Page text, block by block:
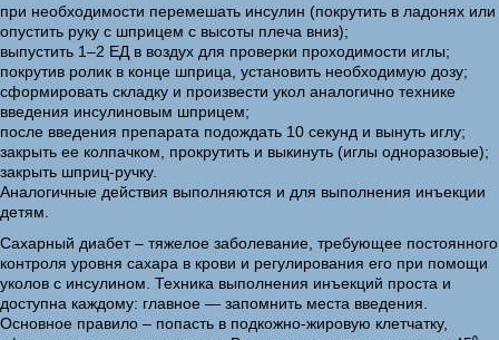
при необходимости перемешать инсулин (покрутить в ладонях или
опустить руку с шприцем с высоты плеча вниз);
выпустить 1–2 ЕД в воздух для проверки проходимости иглы;
покрутив ролик в конце шприца, установить необходимую дозу;
сформировать складку и произвести укол аналогично технике
введения инсулиновым шприцем;
после введения препарата подождать 10 секунд и вынуть иглу;
закрыть ее колпачком, прокрутить и выкинуть (иглы одноразовые);
закрыть шприц-ручку.
Аналогичные действия выполняются и для выполнения инъекции
детям.
Сахарный диабет – тяжелое заболевание, требующее постоянного
контроля уровня сахара в крови и регулирования его при помощи
уколов с инсулином. Техника выполнения инъекций проста и
доступна каждому: главное — запомнить места введения.
Основное правило – попасть в подкожно-жировую клетчатку,